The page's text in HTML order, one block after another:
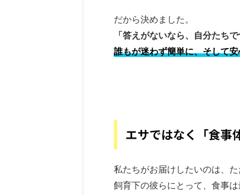
だから決めました。
「答えがないなら、自分たちで
誰もが迷わず簡単に、そして
エサではなく「食事
私たちがお届けしたいのは、
飼育下の彼らにとって、食事は
アオジタトカゲ
い」「餌をあまり食べ
――そんな症状に心当
ジタトカゲの健康は、
は、初心者でも理解し